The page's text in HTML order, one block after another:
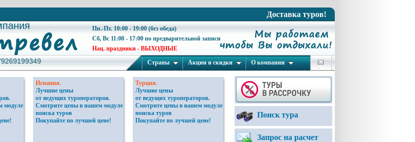
Доставка туров!
Пн.-Пт. 10:00 - 19:00 (без обеда)
Сб, Вс 11:00 - 17:00 по предварительной записи
Нац. праздники - ВЫХОДНЫЕ
Страны Акции и скидки О компании
модуле
Испания.
Лучшие цены
от ведущих туроператоров.
Смотрите цены в нашем модуле
поиска туров
Покупайте по лучшей цене!
Турция.
Лучшие цены
от ведущих туроператоров.
Смотрите цены в нашем модуле
поиска туров
Покупайте по лучшей цене!
Поиск тура
Запрос на расчет